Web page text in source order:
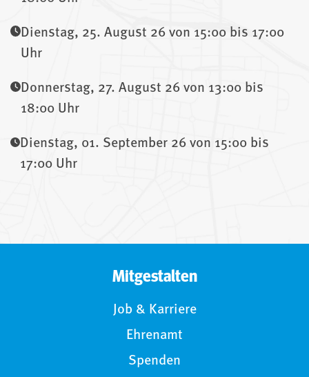
Dienstag, 25. August 26 von 15:00 bis 17:00
Uhr
Donnerstag, 27. August 26 von 13:00 bis
18:00 Uhr
Dienstag, 01. September 26 von 15:00 bis
17:00 Uhr
Mitgestalten
Job & Karriere
Ehrenamt
Spenden